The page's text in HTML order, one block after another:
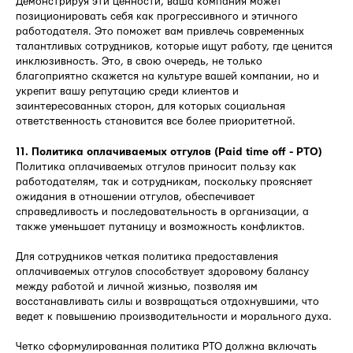
позиционировать себя как прогрессивного и этичного
работодателя. Это поможет вам привлечь современных
талантливых сотрудников, которые ищут работу, где ценится
инклюзивность. Это, в свою очередь, не только
благоприятно скажется на культуре вашей компании, но и
укрепит вашу репутацию среди клиентов и
заинтересованных сторон, для которых социальная
ответственность становится все более приоритетной.
11. Политика оплачиваемых отгулов (Paid time off - PTO)
Политика оплачиваемых отгулов приносит пользу как
работодателям, так и сотрудникам, поскольку проясняет
ожидания в отношении отгулов, обеспечивает
справедливость и последовательность в организации, а
также уменьшает путаницу и возможность конфликтов.
Для сотрудников четкая политика предоставления
оплачиваемых отгулов способствует здоровому балансу
между работой и личной жизнью, позволяя им
восстанавливать силы и возвращаться отдохнувшими, что
ведет к повышению производительности и морального духа.
Четко сформулированная политика PTO должна включать